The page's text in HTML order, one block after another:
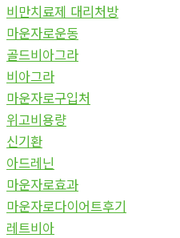
비만치료제 대리처방
마운자로운동
골드비아그라
비아그라
마운자로구입처
위고비용량
신기환
아드레닌
마운자로효과
마운자로다이어트후기
레트비아